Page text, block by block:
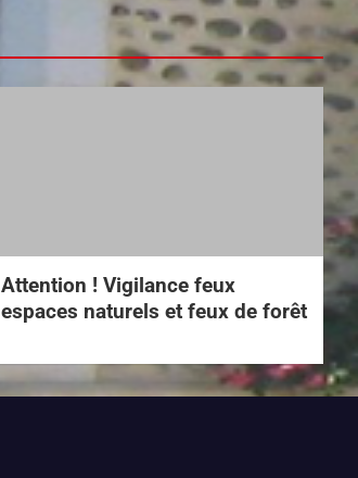
Attention ! Vigilance feux
espaces naturels et feux de forêt